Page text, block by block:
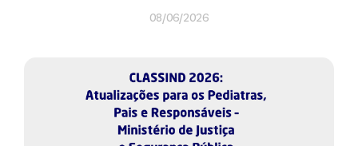
08/06/2026